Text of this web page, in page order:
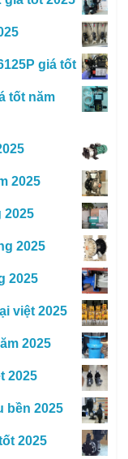
giá tốt
tốt năm
2025
2025
2025
2025
việt 2025
2025
2025
bền 2025
2025